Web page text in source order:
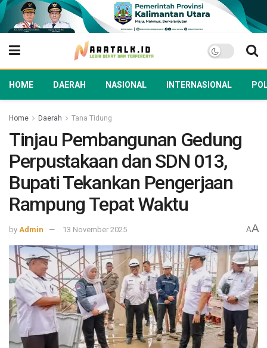
HOME DAERAH NASIONAL INTERNASIONAL
Home Daerah Tana Tidung
Tinjau Pembangunan Gedung
Perpustakaan dan SDN 013,
Bupati Tekankan Pengerjaan
Rampung Tepat Waktu
by Admin 13 November 2025 AA